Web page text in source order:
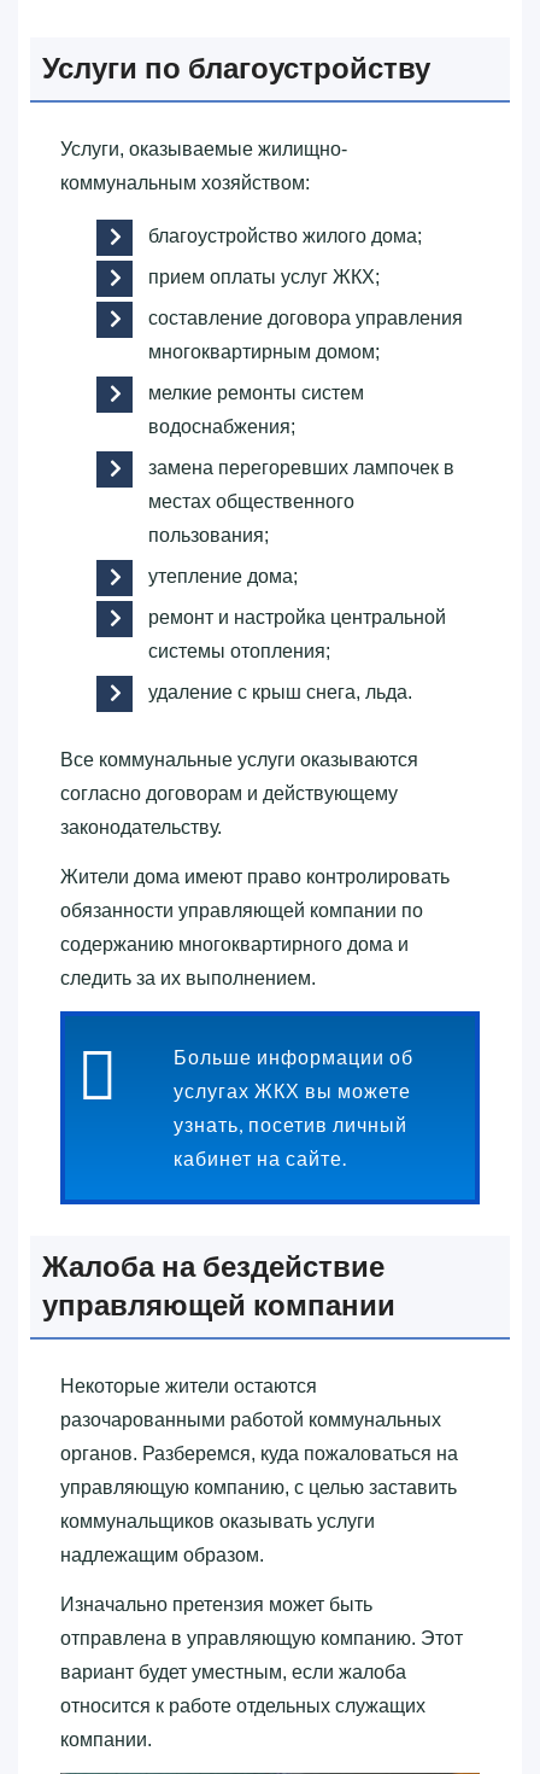
Услуги по благоустройству
Услуги, оказываемые жилищно-
коммунальным хозяйством:
благоустройство жилого дома;
прием оплаты услуг ЖКХ;
составление договора управления
многоквартирным домом;
мелкие ремонты систем
водоснабжения;
замена перегоревших лампочек в
местах общественного
пользования;
утепление дома;
ремонт и настройка центральной
системы отопления;
удаление с крыш снега, льда.
Все коммунальные услуги оказываются
согласно договорам и действующему
законодательству.
Жители дома имеют право контролировать
обязанности управляющей компании по
содержанию многоквартирного дома и
следить за их выполнением.
Больше информации об
услугах ЖКХ вы можете
узнать, посетив личный
кабинет на сайте.
Жалоба на бездействие
управляющей компании
Некоторые жители остаются
разочарованными работой коммунальных
органов. Разберемся, куда пожаловаться на
управляющую компанию, с целью заставить
коммунальщиков оказывать услуги
надлежащим образом.
Изначально претензия может быть
отправлена в управляющую компанию. Этот
вариант будет уместным, если жалоба
относится к работе отдельных служащих
компании.